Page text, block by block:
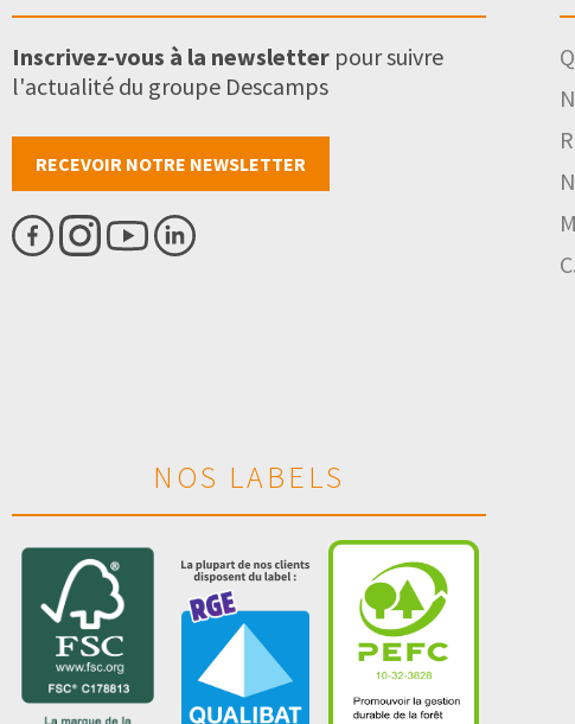
Inscrivez-vous à la newsletter pour suivre
l'actualité du groupe Descamps
RECEVOIR NOTRE NEWSLETTER
NOS LABELS